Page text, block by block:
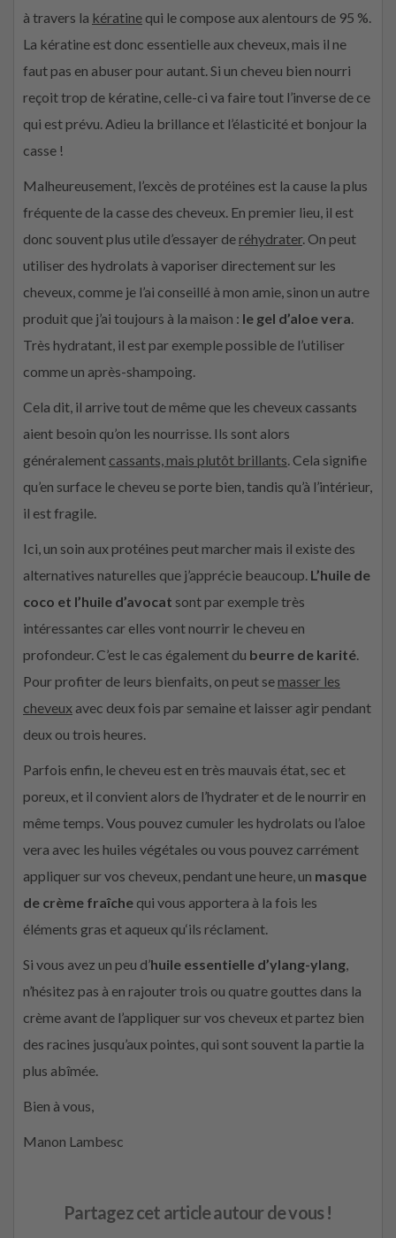
à travers la kératine qui le compose aux alentours de 95 %.
La kératine est donc essentielle aux cheveux, mais il ne
faut pas en abuser pour autant. Si un cheveu bien nourri
reçoit trop de kératine, celle-ci va faire tout l’inverse de ce
qui est prévu. Adieu la brillance et l’élasticité et bonjour la
casse !
Malheureusement, l’excès de protéines est la cause la plus
fréquente de la casse des cheveux. En premier lieu, il est
donc souvent plus utile d’essayer deréhydrater. On peut
utiliser des hydrolats à vaporiser directement sur les
cheveux, comme je l’ai conseillé à mon amie, sinon un autre
produit que j’ai toujours à la maison : le gel d’aloe vera.
Très hydratant, il est par exemple possible de l’utiliser
comme un après-shampoing.
Cela dit, il arrive tout de même que les cheveux cassants
aient besoin qu’on les nourrisse. Ils sont alors
généralement cassants, mais plutôt brillants. Cela signifie
qu’en surface le cheveu se porte bien, tandis qu’à l’intérieur,
il est fragile.
Ici, un soin aux protéines peut marcher mais il existe des
alternatives naturelles que j’apprécie beaucoup. L’huile de
coco et l’huile d’avocat sont par exemple très
intéressantes car elles vont nourrir le cheveu en
profondeur. C’est le cas également du beurre de karité.
Pour profiter de leurs bienfaits, on peut semasser les
cheveux avec deux fois par semaine et laisser agir pendant
deux ou trois heures.
Parfois enfin, le cheveu est en très mauvais état, sec et
poreux, et il convient alors de l’hydrater et de le nourrir en
même temps. Vous pouvez cumuler les hydrolats ou l’aloe
vera avec les huiles végétales ou vous pouvez carrément
appliquer sur vos cheveux, pendant une heure, un masque
de crème fraîche qui vous apportera à la fois les
éléments gras et aqueux qu‘ils réclament.
Si vous avez un peu d’huile essentielle d’ylang-ylang,
n’hésitez pas à en rajouter trois ou quatre gouttes dans la
crème avant de l’appliquer sur vos cheveux et partez bien
des racines jusqu’aux pointes, qui sont souvent la partie la
plus abîmée.
Bien à vous,
Manon Lambesc
Partagez cet article autour de vous !